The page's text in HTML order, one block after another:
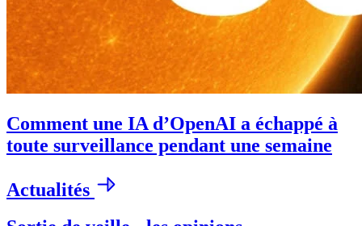
Comment une IA d’OpenAI a échappé à
toute surveillance pendant une semaine
Actualités